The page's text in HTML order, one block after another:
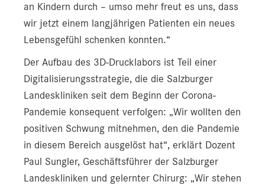
an Kindern durch – umso mehr freut es uns, dass
wir jetzt einem langjährigen Patienten ein neues
Lebensgefühl schenken konnten.“
Der Aufbau des 3D-Drucklabors ist Teil einer
Digitalisierungsstrategie, die die Salzburger
Landeskliniken seit dem Beginn der Corona-
Pandemie konsequent verfolgen: „Wir wollten den
positiven Schwung mitnehmen, den die Pandemie
in diesem Bereich ausgelöst hat“, erklärt Dozent
Paul Sungler, Geschäftsführer der Salzburger
Landeskliniken und gelernter Chirurg: „Wir stehen